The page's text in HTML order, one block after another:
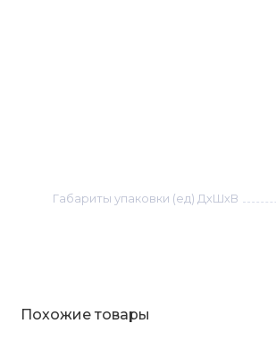
Габариты упаковки (ед) ДхШхВ
Похожие товары